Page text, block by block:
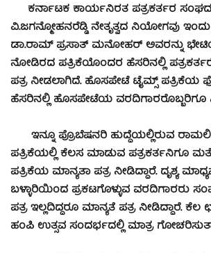
ಕರ್ನಾಟಕ ಕಾರ್ಯನಿರತ ಪತ್ರಕರ್ತರ ಸಂಘದ
ವಿ.ಜಗನ್ಮೋಹನರೆಡ್ಡಿ ನೇತೃತ್ವದ ನಿಯೋಗವು
ಡಾ.ರಾಮ್ ಪ್ರಸಾತ್ ಮನೋಹರ್ ಅವರನ್ನು
ನೋಡಿರದ ಪತ್ರಿಕೆಯೊಂದರ ಹೆಸರಿನಲ್ಲಿ
ಪತ್ರ ನೀಡಲಾಗಿದೆ. ಹೊಸಪೇಟೆ ಟೈಮ್ಸ್
ಹೆಸರಿನಲ್ಲಿ ಹೊಸಪೇಟೆಯ ವರದಿಗಾರರೊಬ್ಬರಿಗೂ
ಇನ್ನೂ ಪ್ರೊಬೆಷನರಿ ಹುದ್ದೆಯಲ್ಲಿರುವ
ಪತ್ರಿಕೆಯಲ್ಲಿ ಕೆಲಸ ಮಾಡುವ ಪತ್ರಕರ್ತನಿಗೂ
ಪತ್ರಿಕೆಯ ಮಾನ್ಯತಾ ಪತ್ರ ನೀಡಿದ್ದಾರೆ. ದೃಶ್ಯ
ಬಳ್ಳಾರಿಯಿಂದ ಪ್ರಕಟಗೊಳ್ಳುವ ವರದಿಗಾರರು
ಪತ್ರ ಇಲ್ಲದಿದ್ದರೂ ಮಾನ್ಯತೆ ಪತ್ರ ನೀಡಿದ್ದಾರೆ. ಕೆಲ
ಹಂಪಿ ಉತ್ಸವ ಸಂದರ್ಭದಲ್ಲಿ ಮಾತ್ರ